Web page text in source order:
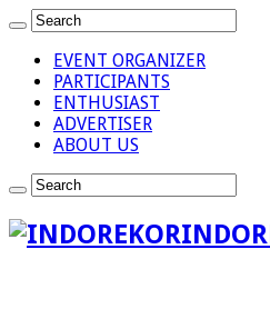
EVENT ORGANIZER
PARTICIPANTS
ENTHUSIAST
ADVERTISER
ABOUT US